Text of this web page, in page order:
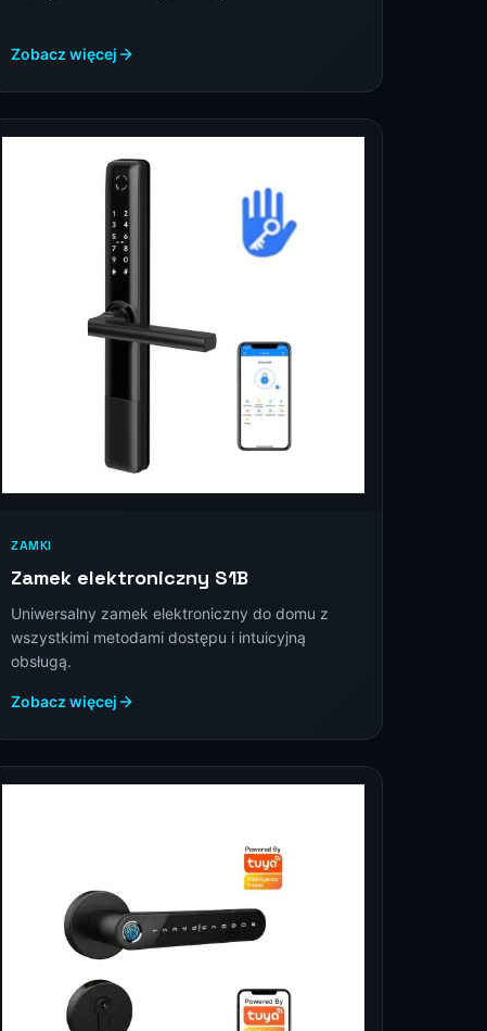
Zobacz więcej
ZAMKI
Zamek elektroniczny S1B
Uniwersalny zamek elektroniczny do domu z
wszystkimi metodami dostępu i intuicyjną
obsługą.
Zobacz więcej